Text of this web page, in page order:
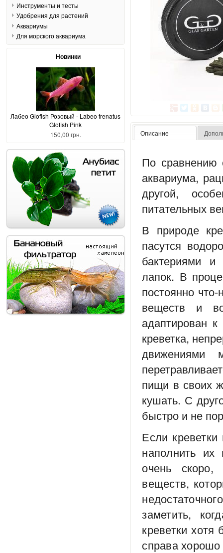
Описание
По сравнению
аквариума,
другой,
питательных
В природе
пасутся
бактериями
лапок. В
постоянно
веществ и
адаптирован
креветка,
пищи в своих
кушать. С
быстро и не
Если
наполнить их
очень скоро,
веществ,
заметить,
креветки
справахорошо
Инструменты и тесты
Удобрения для растений
Аквариумы
Для морского аквариума
Новинки
Лабео Glofish Розовый - Labeo frenatus
Glofish Pink
150,00 грн.